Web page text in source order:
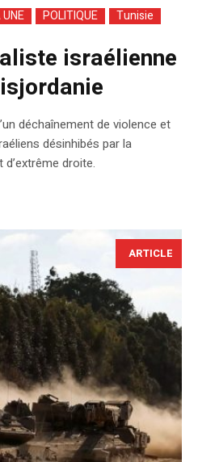
POLITIQUE Tunisie
israélienne
déchaînement de violence et
désinhibés par la
droite.
ARTICLE